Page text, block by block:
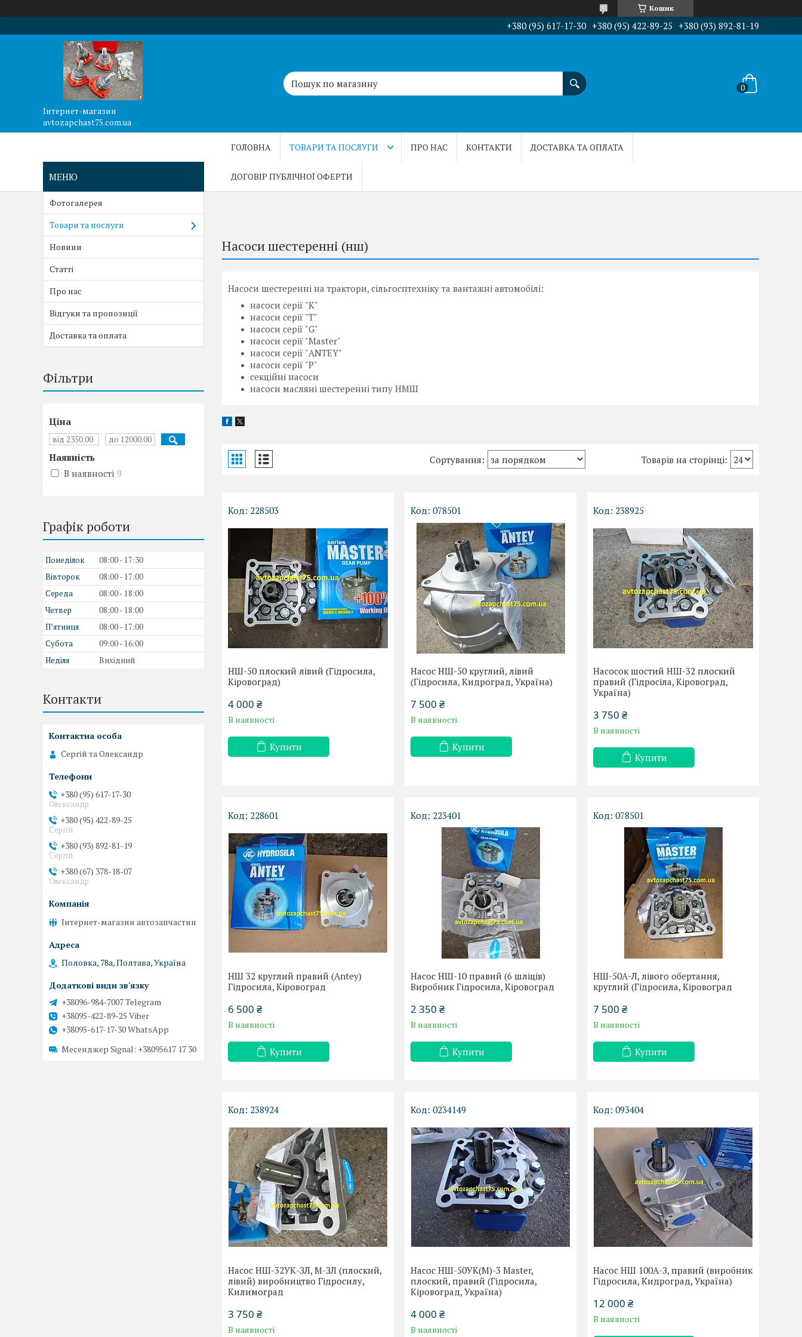
Кошик
+380 (95) 617-17-30 +380 (95) 422-89-25 +380 (93) 892-81-19
Інтернет-магазин
avtozapchast75.com.ua
ГОЛОВНА ТОВАРИ ТА ПОСЛУГИ ПРО НАС КОНТАКТИ ДОСТАВКА ТА ОПЛАТА
ДОГОВІР ПУБЛІЧНОЇ ОФЕРТИ
Насоси шестеренні (нш)
Насоси шестеренні на трактори, сільгосптехніку та вантажні автомобілі:
насоси серії "К"
насоси серії "Т"
насоси серії "G"
насоси серії "Master"
насоси серії "ANTEY"
насоси серії "Р"
секційні насоси
насоси масляні шестеренні типу НМШ
228503
НШ-50 плоский лівий (Гідросила,
Кіровоград)
4 000 ₴
В наявності
Купити
078501
Насос НШ-50 круглий, лівий
(Гідросила, Кидроград, Україна)
7 500 ₴
В наявності
Купити
238925
Насосок шостий НШ-32 плоский
правий (Гідросіла, Кіровоград,
Україна)
3 750 ₴
В наявності
Купити
228601
НШ 32 круглий правий (Antey)
Гідросила, Кіровоград
6 500 ₴
В наявності
Купити
223401
Насос НШ-10 правий (6 шліців)
Виробник Гідросила, Кіровоград
2 350 ₴
В наявності
Купити
078501
НШ-50А-Л, лівого обертання,
круглий (Гідросила, Кіровоград
7 500 ₴
В наявності
Купити
238924
Насос НШ-32УК-ЗЛ, М-ЗЛ (плоский,
лівий) виробництво Гідросилу,
Килимоград
3 750 ₴
В наявності
0234149
Насос НШ-50УК(М)-3 Master,
плоский, правий (Гідросила,
Кіровоград, Україна)
4 000 ₴
В наявності
093404
Насос НШ 100А-З, правий (виробник
Гідросила, Кидроград, Україна)
12 000 ₴
В наявності
Фотогалерея
Товари та послуги
Новини
Статті
Про нас
Відгуки та пропозиції
Доставка та оплата
Фільтри
Ціна
Наявність
В наявності 9
Графік роботи
Понеділок 08:00
17:30
Вівторок
08:00
17:00
Середа
08:00
18:00
Четвер
08:00
18:00
Пʼятниця
08:00
17:00
Субота
09:00
16:00
Неділя
Вихідний
Контакти
Сергій та Олександр
+380 (95) 617-17-30
Олександр
+380 (95) 422-89-25
Сергій
+380 (93) 892-81-19
Сергій
+380 (67) 378-18-07
Олександр
Інтернет-магазин автозапчастин
Половка, 78а, Полтава, Україна
+38096-984-7007 Telegram
+38095-422-89-25 Viber
+38095-617-17-30 WhatsApp
Месенджер Signal +38095617 17 30